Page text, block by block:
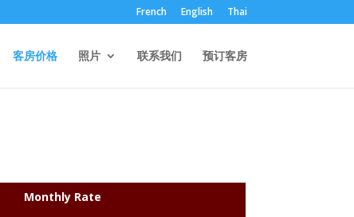
French English Thai
客房价格 照片 联系我们 预订客房
Monthly Rate